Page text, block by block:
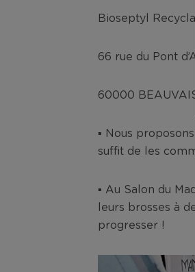
Bioseptyl
66 rue du Pont
60000
▪ Nous
suffit de les
▪ Au Salon du
leurs brosses à
progresser !